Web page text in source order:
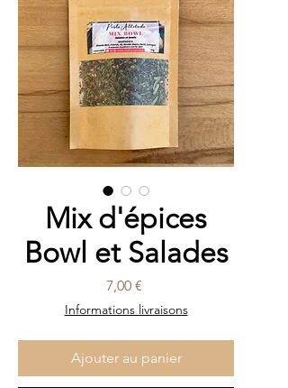
Mix d'épices
Bowl et Salades
7,00 €Prix
Informations livraisons
Ajouter au panier